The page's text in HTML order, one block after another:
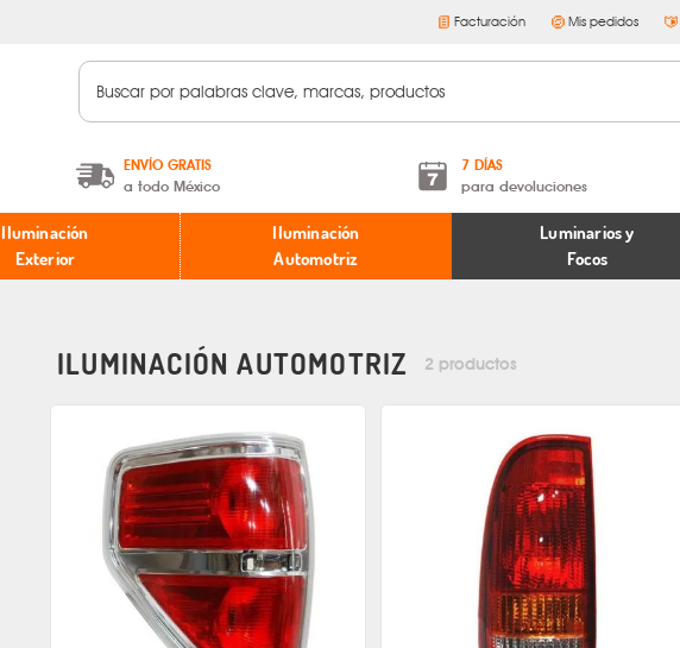
Facturación Mis pedidos
ENVÍO GRATIS
a todo México
A partir de $599 MXN.
* Aplican restricciones
7 DÍAS
para devoluciones
Términos y condiciones
Políticas de devoluciones
Iluminación
Exterior
Iluminación
Automotriz
Luminarios y
Focos
ILUMINACIÓN AUTOMOTRIZ 2 productos